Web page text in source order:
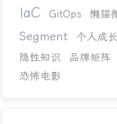
IaC GitOps 懒猫
Segment 个人成长
隐性知识
品牌矩阵
恐怖电影